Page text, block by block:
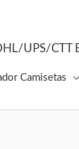
UPS/CTT
Camisetas